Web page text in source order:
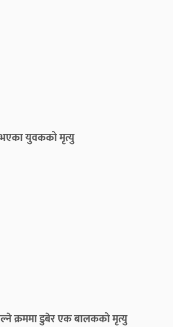
भएका युवकको मृत्यु
क्रममा डुबेर एक बालकको मृत्यु